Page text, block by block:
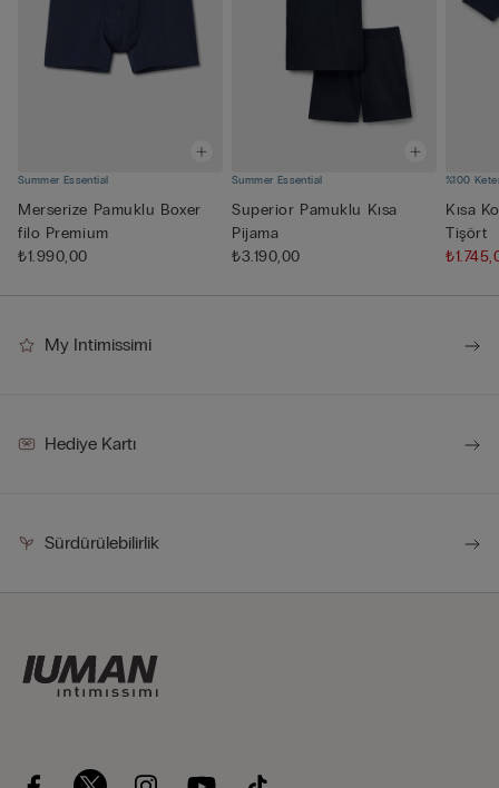
Summer Essential
Merserize Pamuklu Boxer
filo Premium
₺1.990,00
Summer Essential
Superior Pamuklu Kısa
Pijama
₺3.190,00
%100
Kısa
Tişört
My Intimissimi
Hediye Kartı
Sürdürülebilirlik